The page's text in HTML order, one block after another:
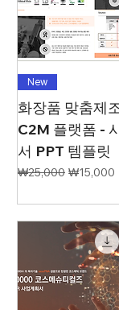
New
화장품 맞춤제
C2M 플랫폼 -
서 PPT 템플릿
일반가
₩25,000 할인가
₩15,000